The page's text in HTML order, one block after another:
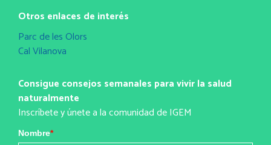
Otros enlaces de interés
Parc de les Olors
Cal Vilanova
Consigue consejos semanales para vivir la salud
naturalmente
Inscríbete y únete a la comunidad de IGEM
Nombre*